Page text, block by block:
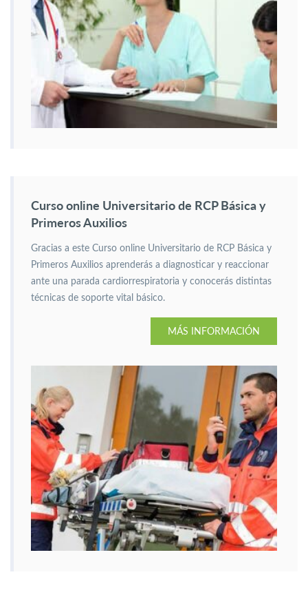
Curso online Universitario de RCP Básica y
Primeros Auxilios
Gracias a este Curso online Universitario de RCP Básica y
Primeros Auxilios aprenderás a diagnosticar y reaccionar
ante una parada cardiorrespiratoria y conocerás distintas
técnicas de soporte vital básico.
MÁS INFORMACIÓN